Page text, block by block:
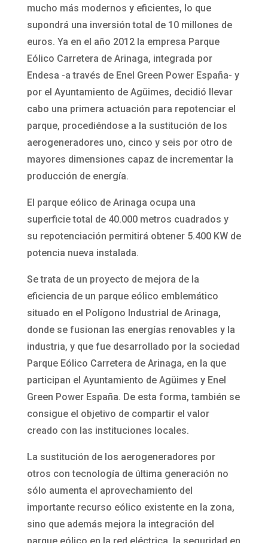
mucho más modernos y eficientes, lo que
supondrá una inversión total de 10 millones de
euros. Ya en el año 2012 la empresa Parque
Eólico Carretera de Arinaga, integrada por
Endesa -a través de Enel Green Power España- y
por el Ayuntamiento de Agüimes, decidió llevar
cabo una primera actuación para repotenciar el
parque, procediéndose a la sustitución de los
aerogeneradores uno, cinco y seis por otro de
mayores dimensiones capaz de incrementar la
producción de energía.
El parque eólico de Arinaga ocupa una
superficie total de 40.000 metros cuadrados y
su repotenciación permitirá obtener 5.400 KW de
potencia nueva instalada.
Se trata de un proyecto de mejora de la
eficiencia de un parque eólico emblemático
situado en el Polígono Industrial de Arinaga,
donde se fusionan las energías renovables y la
industria, y que fue desarrollado por la sociedad
Parque Eólico Carretera de Arinaga, en la que
participan el Ayuntamiento de Agüimes y Enel
Green Power España. De esta forma, también se
consigue el objetivo de compartir el valor
creado con las instituciones locales.
La sustitución de los aerogeneradores por
otros con tecnología de última generación no
sólo aumenta el aprovechamiento del
importante recurso eólico existente en la zona,
sino que además mejora la integración del